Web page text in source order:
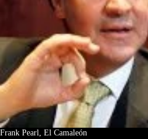
Frank Pearl, El Camaleón